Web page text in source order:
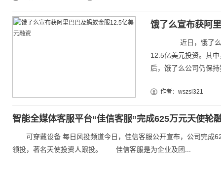
饿了么宣布获阿
近日，饿了么与阿
12.5亿美元投资。其
后，饿了么公司仍保
作者：wszsl321
智能全媒体客服平台“佳信客服”完成625万元天使轮
可穿戴设备 每日风投频道今日，佳信客服公开宣布，公司完成
领投，著名天使投资人跟投。 佳信客服是为企业及团...